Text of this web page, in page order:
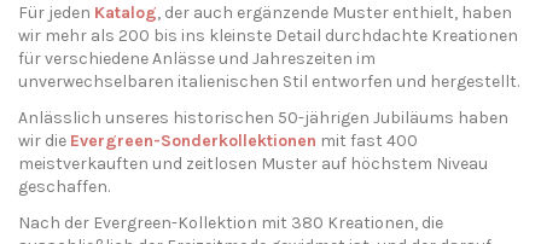
Für jeden Katalog, der auch ergänzende Muster enthielt, haben
wir mehr als 200 bis ins kleinste Detail durchdachte Kreationen
für verschiedene Anlässe und Jahreszeiten im
unverwechselbaren italienischen Stil entworfen und hergestellt.
Anlässlich unseres historischen 50-jährigen Jubiläums haben
wir die Evergreen-Sonderkollektionen mit fast 400
meistverkauften und zeitlosen Muster auf höchstem Niveau
geschaffen.
Nach der Evergreen-Kollektion mit 380 Kreationen, die